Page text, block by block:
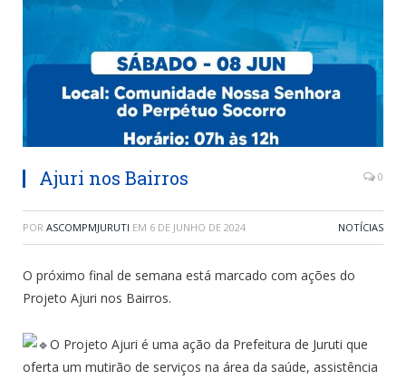
Ajuri nos Bairros 0
POR ASCOMPMJURUTI EM 6 DE JUNHO DE 2024 NOTÍCIAS
O próximo final de semana está marcado com ações do
Projeto Ajuri nos Bairros.
O Projeto Ajuri é uma ação da Prefeitura de Juruti que
oferta um mutirão de serviços na área da saúde, assistência